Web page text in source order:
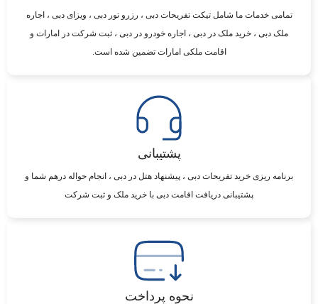
تمامی خدمات ما شامل تیکت تفریحات دبی ، رزرو تور دبی ، ویزای دبی ، اجاره
ملک دبی ، خرید ملک در دبی ، اجاره خودرو در دبی ، ثبت شرکت در امارات و
اقامت ملکی امارات تضمین شده است.
پشتیبانی
برنامه ریزی خرید تفریحات دبی ، پیشنهاد هتل در دبی ، انجام حواله درهم شما و
پشتیبانی دریافت اقامت دبی با خرید ملک و ثبت شرکت
نحوه پرداخت